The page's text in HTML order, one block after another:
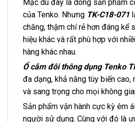
Mặc dù đây là dòng sản phẩm
của Tenko. Nhưng TK-C18-071
chăng, thậm chí rẻ hơn đáng kể
hiệu khác và rất phù hợp với
hàng khác nhau.
Ổ cắm đôi thông dụng Tenko
đa dạng, khả năng tùy biến cao,
và sang trọng cho mọi không
Sản phẩm vận hành cực kỳ êm
người sử dụng. Cùng với đó là